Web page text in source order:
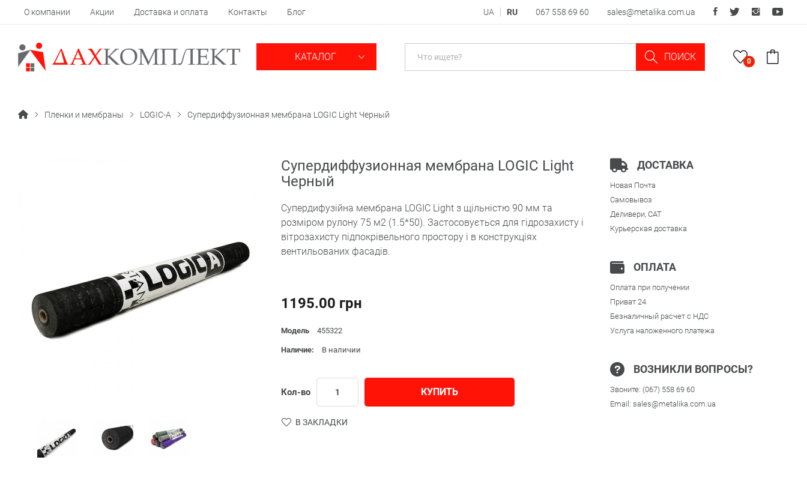
О компании Акции Доставка и оплата Контакты Блог UA RU 067 558 69 60 sales@metalika.com.ua
КАТАЛОГ ПОИСК 0
Пленки и мембраны LOGIC-A Супердиффузионная мембрана LOGIC Light Черный
Супердиффузионная мембрана LOGIC Light
Черный
Супердифузійна мембрана LOGIC Light з щільністю 90 мм та
розміром рулону 75 м2 (1.5*50). Застосовується для гідрозахисту і
вітрозахисту підпокрівельного простору і в конструкціях
вентильованих фасадів.
1195.00 грн
Модель 455322
Наличие: В наличии
Кол-во КУПИТЬ
В ЗАКЛАДКИ
ДОСТАВКА
Новая Почта
Самовывоз
Деливери, CAT
Курьерская доставка
ОПЛАТА
Оплата при получении
Приват 24
Безналичный расчет с НДС
Услуга наложенного платежа
ВОЗНИКЛИ ВОПРОСЫ?
Звоните: (067) 558 69 60
Email: sales@metalika.com.ua